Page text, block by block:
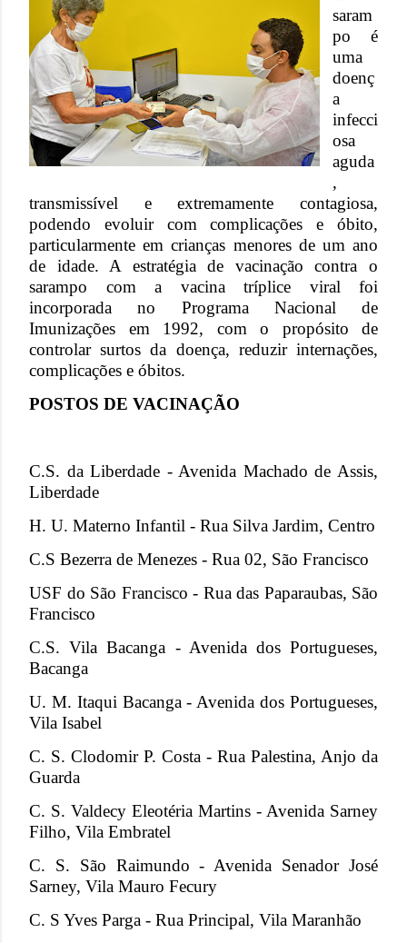
saram
po é
uma
doenç
a
infecci
osa
aguda
,
transmissível e extremamente contagiosa,
podendo evoluir com complicações e óbito,
particularmente em crianças menores de um ano
de idade. A estratégia de vacinação contra o
sarampo com a vacina tríplice viral foi
incorporada no Programa Nacional de
Imunizações em 1992, com o propósito de
controlar surtos da doença, reduzir internações,
complicações e óbitos.
POSTOS DE VACINAÇÃO
C.S. da Liberdade - Avenida Machado de Assis,
Liberdade
H. U. Materno Infantil - Rua Silva Jardim, Centro
C.S Bezerra de Menezes - Rua 02, São Francisco
USF do São Francisco - Rua das Paparaubas, São
Francisco
C.S. Vila Bacanga - Avenida dos Portugueses,
Bacanga
U. M. Itaqui Bacanga - Avenida dos Portugueses,
Vila Isabel
C. S. Clodomir P. Costa - Rua Palestina, Anjo da
Guarda
C. S. Valdecy Eleotéria Martins - Avenida Sarney
Filho, Vila Embratel
C. S. São Raimundo - Avenida Senador José
Sarney, Vila Mauro Fecury
C. S Yves Parga - Rua Principal, Vila Maranhão